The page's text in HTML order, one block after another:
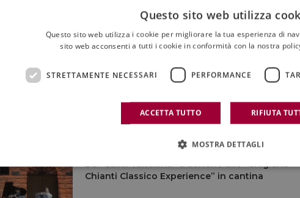
Nasce sull’Etna un percorso diffuso in cui le
opere d’arte dialogano con vigneti e pietra
06 Agosto 2026
Da “Calici Valtellina” a Sondrio alle “Chigiana
Chianti Classico Experience” in cantina
Questo sito web utilizza
Questo sito web utilizza i cookie per migliorare la tua esperienza di
sito web acconsenti a tutti i cookie in conformità con la nostra
STRETTAMENTE NECESSARI PERFORMANCE
ACCETTA TUTTO RIFIUTA
MOSTRA DETTAGLI